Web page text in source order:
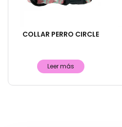
COLLAR PERRO CIRCLE
Leer más